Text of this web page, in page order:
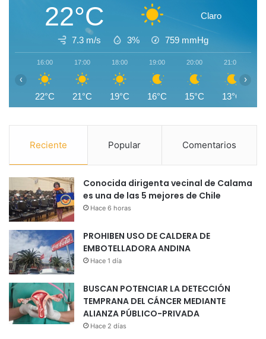
22°C Claro
7.3 m/s 3% 759 mmHg
16:00
22°C
17:00
21°C
18:00
19°C
19:00
16°C
20:00
15°C
21:00
13°C
‹ ›
Reciente Popular Comentarios
Conocida dirigenta vecinal de Calama
es una de las 5 mejores de Chile
Hace 6 horas
PROHIBEN USO DE CALDERA DE
EMBOTELLADORA ANDINA
Hace 1 día
BUSCAN POTENCIAR LA DETECCIÓN
TEMPRANA DEL CÁNCER MEDIANTE
ALIANZA PÚBLICO-PRIVADA
Hace 2 días